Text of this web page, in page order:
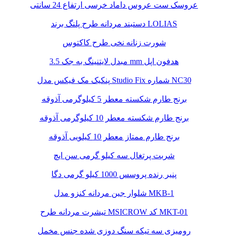
عروسک ست عروس داماد خرسی ارتفاع 24 سانتی
دستبند مردانه طرح پلنگ برند LOLIAS
شورت زنانه نخی طرح کاکتوس
مبدل لایتنینگ به جک 3.5 mm هدفون اپل
پنکیک مک فیکس مدل Studio Fix شماره NC30
برنج طارم شکسته معطر 5 کیلوگرمی آذوقه
برنج طارم شکسته معطر 10 کیلوگرمی آذوقه
برنج طارم ممتاز معطر 10 کیلویی آذوقه
شربت پرتغال سه کیلو گرمی سن ایچ
پنیر رنده پروسس 1000 کیلو گرمی دگا
شلوار جین مردانه کنزو مدل MKB-1
تیشرت مردانه طرح MSICROW کد MKT-01
رومیزی سه تیکه سنگ دوزی شده جنس مخمل